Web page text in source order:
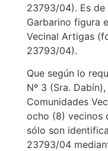
23793/04). Es de
Garbarino figura
Vecinal Artigas
23793/04).
Que según lo
Nº 3 (Sra.
Comunidades
ocho (8) vecinos
sólo son
23793/04